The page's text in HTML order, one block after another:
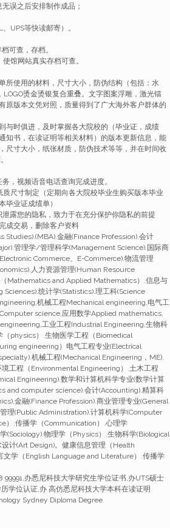
误之后安排制作成品；
UPS等快读邮寄）。
可查，存档。
馆网站真实存档可查。
所使用的材料，尺寸大小，防伪结构（包括：水
LOGO烫金烫银复合重叠。文字图案浮雕，激光镭
原版本文凭对照，质量得到了广大海外客户群体的
与时俱进，及时掌握各大院校的（毕业证，成绩
知书，在读证明等相关材料）的版本更新信息，能
尺寸大小，纸张材质，防伪技术等等，并在时间收
，视频语音电话查询完成进度。
质尺寸制定（定期向各大院校毕业生购买版本毕业
毕业证成绩单）
露您的隐私，致力于在充分保护你隐私的前提
成交易，删除客户资料
Studies).(MBA).金融(Finance Profession).会计
管理学/管理科学(Management Science).国际商
Commerce、E-Commerce).物流管理
人力资源管理(Human Resource
Mathematics and Applied Mathematics）.信息与
统计学(Statistics).理工科(Science
机械工程Mechanical engineering,电气工
science,应用数学Applied mathematics,
工业工程Industrial Engineering,生物科
（physics）.生物医学工程（Biomedical
engineering）电气工程专业(Electrical
机械工程(Mechanical Engineering，ME).
工程（Environmental Engineering）.土木工程
Engineering).数学和计算机科学专业(数学计算
and computer science).会计(Accounting).精算科
金融(Finance Profession).商业管理专业(General
理(Public Administration).计算机科学(Computer
）.传播学（Communication）.心理学
(Sociology).物理学（Physics）.生物科学(Biological
计(Art Design)。健康信息管理（Health
学（English Language and Literature）.传播学
99991,办悉尼科技大学研究生学位证书,办UTS硕士
学位认证,办 高仿悉尼科技大学本科在读证明
Sydney Diploma Degree